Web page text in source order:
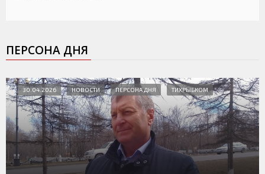
ПЕРСОНА ДНЯ
30.04.2026 НОВОСТИ ПЕРСОНА ДНЯ ТИХРЫБКОМ